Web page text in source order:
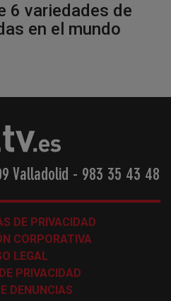
6 variedades de
en el mundo
Valladolid - 983 35 43 48
DE PRIVACIDAD
CORPORATIVA
LEGAL
PRIVACIDAD
DENUNCIAS